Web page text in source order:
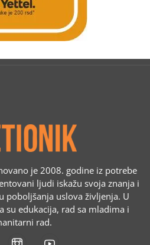
je 2008. godine iz potrebe
ljudi iskažu svoja znanja i
poboljšanja uslova življenja. U
su edukacija, rad sa mladima i
rad.